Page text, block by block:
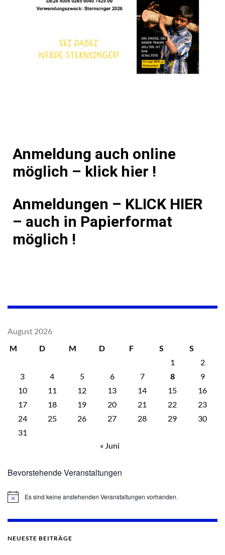
Anmeldung auch online
möglich – klick hier !
Anmeldungen – KLICK HIER
– auch in Papierformat
möglich !
August 2026
M
D M D F S
S
1
2
3
4 5 6 7 8
9
10
11 12 13 14 15
16
17
18 19 20 21 22
23
24
25 26 27 28 29
30
31
« Juni
Bevorstehende Veranstaltungen
HinweisEs sind keine anstehenden Veranstaltungen vorhanden.
NEUESTE BEITRÄGE